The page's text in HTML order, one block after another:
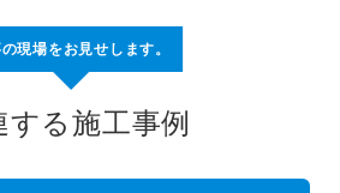
現場をお見せします。
する施工事例